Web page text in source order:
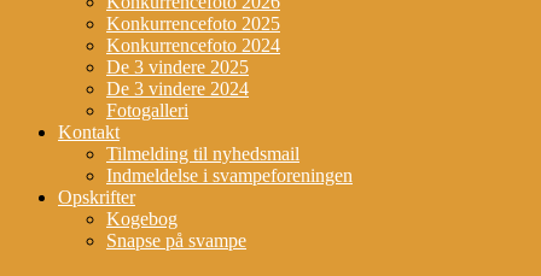
Konkurrencefoto 2025
Konkurrencefoto 2024
De 3 vindere 2025
De 3 vindere 2024
Fotogalleri
Kontakt
Tilmelding til nyhedsmail
Indmeldelse i svampeforeningen
Opskrifter
Kogebog
Snapse på svampe